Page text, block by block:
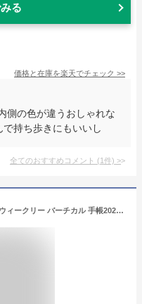
る
価格と在庫を楽天でチェック >>
側の色が違うおしゃれな
持ち歩きにもいいし
全てのおすすめコメント (1件) >
2025年 手帳 スヌーピー A5スリム ウィークリー バーチカル 手帳2025 週間ダイアリー 10月始まり スケジュール帳 書きやすい 効率手帖 女性 女子 手帳 2025 キャラクター かわいい おしゃれ 自分管理 令和7年 手帖 日本製 ネイビー